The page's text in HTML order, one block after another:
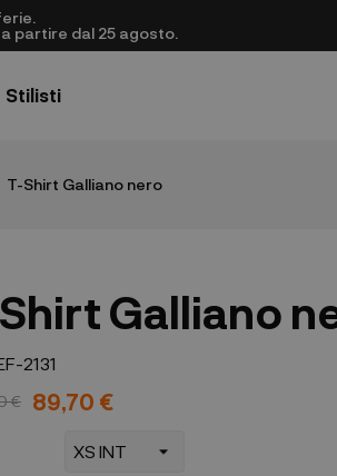
partire dal 25 agosto.
Stilisti
T-Shirt Galliano nero
Galliano
2131
€ 89,70 €